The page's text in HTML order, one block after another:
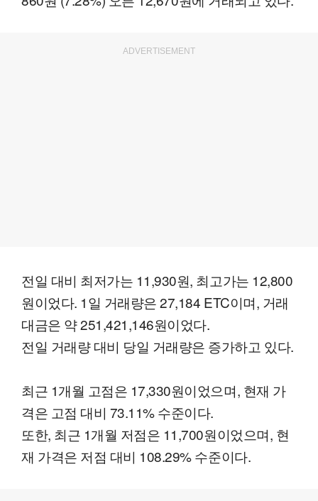
ADVERTISEMENT
전일 대비 최저가는 11,930원, 최고가는 12,800
원이었다. 1일 거래량은 27,184 ETC이며, 거래
대금은 약 251,421,146원이었다.
전일 거래량 대비 당일 거래량은 증가하고 있다.
최근 1개월 고점은 17,330원이었으며, 현재 가
격은 고점 대비 73.11% 수준이다.
또한, 최근 1개월 저점은 11,700원이었으며, 현
재 가격은 저점 대비 108.29% 수준이다.